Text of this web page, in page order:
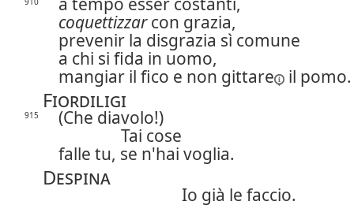
coquettizzarcon grazia,
prevenir la disgrazia sì comune
a chi si fida in uomo,
mangiar il fico e non gittare il pomo.
Fiordiligi
915
(Che diavolo!)
Tai cose
falle tu, se n'hai voglia.
Despina
Io già le faccio.